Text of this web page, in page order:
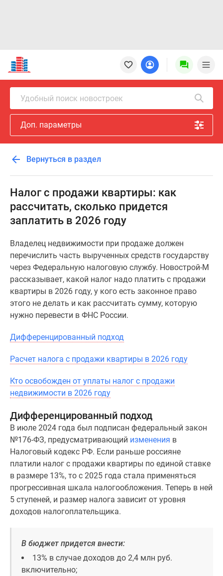
Новостройки
Квартиры
Ипотека
Новостройки
Москвы
Новостройки
Подмосковья
Новостройки
Москвы
Готовые
новостройки
Новостройки
карте
предложения
Коммерческие
помещения
Продавцы
застройщики
Панорамы
Видеообзор
новостроек
Экспертиза
новостроек
Экология
Подмосковья
Студии
комнатные
комнатные
комнатные
Ипотечный
калькулятор
Удобный поиск новостроек
Доп. параметры
Вернуться в раздел
Налог с продажи квартиры: как
рассчитать, сколько придется
заплатить в 2026 году
Владелец недвижимости при продаже должен
перечислить часть вырученных средств государству
через Федеральную налоговую службу. Новострой-М
рассказывает, какой налог надо платить с продажи
квартиры в 2026 году, у кого есть законное право
этого не делать и как рассчитать сумму, которую
нужно перевести в ФНС России.
Дифференцированный подход
Расчет налога с продажи квартиры в 2026 году
Кто освобожден от уплаты налог с продажи
недвижимости в 2026 году
Дифференцированный подход
В июле 2024 года был подписан федеральный закон
№176-ФЗ, предусматривающий изменения в
Налоговый кодекс РФ. Если раньше россияне
платили налог с продажи квартиры по единой ставке
в размере 13%, то с 2025 года стала применяться
прогрессивная шкала налогообложения. Теперь в ней
5 ступеней, и размер налога зависит от уровня
доходов налогоплательщика.
В бюджет придется внести:
13% в случае доходов до 2,4 млн руб.
включительно;